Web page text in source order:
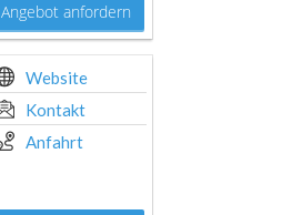
Angebot anfordern
Website
Kontakt
Anfahrt